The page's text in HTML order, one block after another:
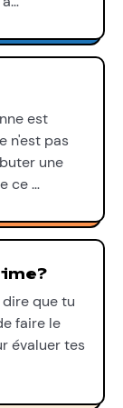
est
n'est pas
une
ce …
que tu
faire le
évaluer tes